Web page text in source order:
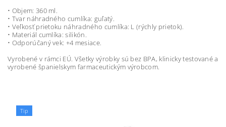
• Objem: 360 ml.
• Tvar náhradného cumlíka: guľatý.
• Veľkosť prietoku náhradného cumlíka: L (rýchly prietok).
• Materiál cumlíka: silikón.
• Odporúčaný vek: +4 mesiace.
Vyrobené v rámci EÚ. Všetky výrobky sú bez BPA, klinicky testované a
vyrobené španielskym farmaceutickým výrobcom.
Tip